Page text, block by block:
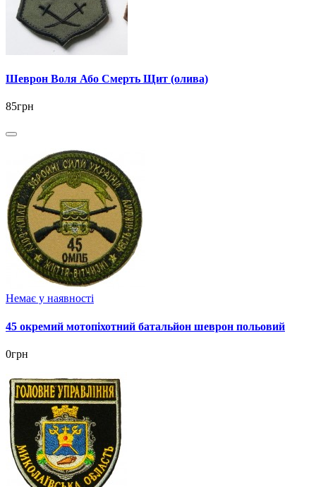
Шеврон Воля Або Смерть Щит (олива)
85грн
Немає у наявності
45 окремий мотопіхотний батальйон шеврон польовий
0грн